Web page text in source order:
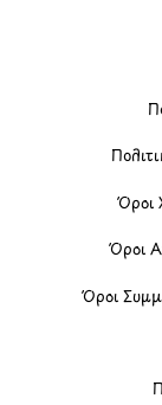
Όροι
Όροι
Όροι